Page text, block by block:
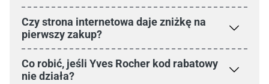
Czy strona internetowa daje zniżkę na
pierwszy zakup?
Co robić, jeśli Yves Rocher kod rabatowy
nie działa?